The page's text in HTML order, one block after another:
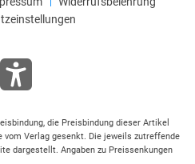
die Preisbindung dieser Artikel
vom Verlag gesenkt. Die jeweils zutreffende
dargestellt. Angaben zu Preissenkungen